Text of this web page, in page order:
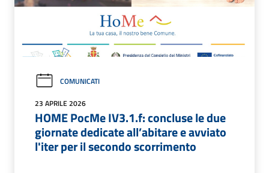
COMUNICATI
23 APRILE 2026
HOME PocMe IV3.1.f: concluse le due
giornate dedicate all’abitare e avviato
l'iter per il secondo scorrimento